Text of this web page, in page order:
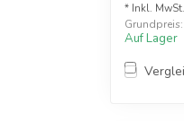
* Inkl.
Auf Lager